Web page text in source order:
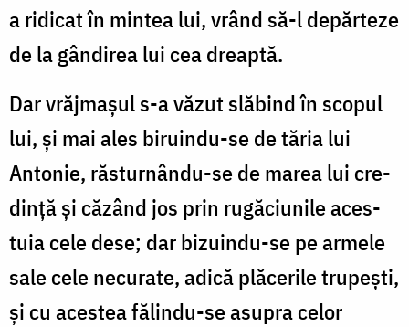
a ridicat în min­tea lui, vrând să-l de­părteze
de la gândirea lui cea dreaptă.
Dar vrăjmașul s-a văzut slăbind în scopul
lui, și mai ales bi­ruindu-se de tăria lui
Antonie, răsturnându-se de marea lui cre­
dință și căzând jos prin rugăciunile aces­
tuia cele dese; dar bizuindu-se pe armele
sale cele ne­curate, adică plăcerile trupești,
și cu acestea fălindu-se asupra celor